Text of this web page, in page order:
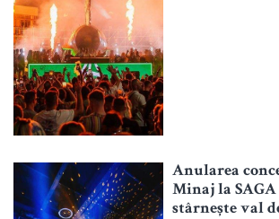
Anularea
Minaj la
stârnește val